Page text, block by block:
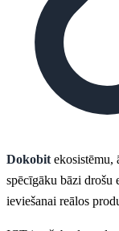
Dokobit ekosistēmu,
spēcīgāku bāzi drošu
ieviešanai reālos